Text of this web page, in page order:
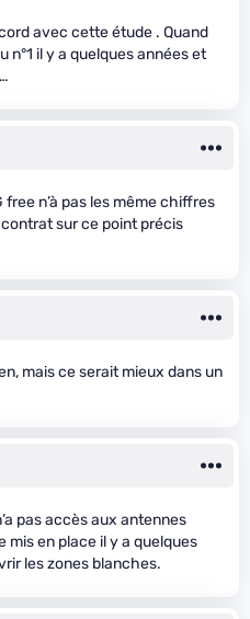
avec cette étude . Quand
n°1 il y a quelques années et
n’à pas les même chiffres
sur ce point précis
mais ce serait mieux dans un
pas accès aux antennes
en place il y a quelques
les zones blanches.